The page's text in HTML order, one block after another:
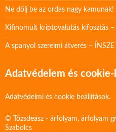
Ne dőlj be az ordas nagy kamunak!
Kifinomult kriptovalutás kifosztás –
A spanyol szerelmi átverés – ÍNSZE
Adatvédelem és
Adatvédelmi és cookie beállítások.
© Tőzsdeász - árfolyam, árfolyam
Szabolcs